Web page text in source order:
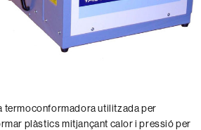
termoconformadora utilitzada per
plàstics mitjançant calor i pressió per